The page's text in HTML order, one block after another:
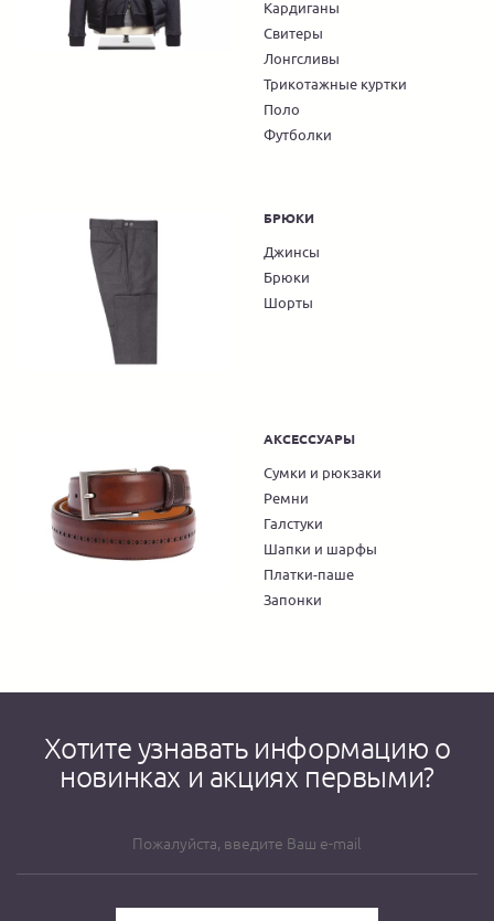
Кардиганы
Свитеры
Лонгсливы
Трикотажные куртки
Поло
Футболки
БРЮКИ
Джинсы
Брюки
Шорты
АКСЕССУАРЫ
Сумки и рюкзаки
Ремни
Галстуки
Шапки и шарфы
Платки-паше
Запонки
Хотите узнавать информацию о
новинках и акциях первыми?